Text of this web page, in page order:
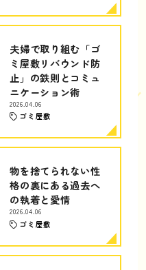
夫婦で取り組む「ゴ
ミ屋敷リバウンド防
止」の鉄則とコミュ
ニケーション術
2026.04.06
ゴミ屋敷
物を捨てられない性
格の裏にある過去へ
の執着と愛情
2026.04.06
ゴミ屋敷